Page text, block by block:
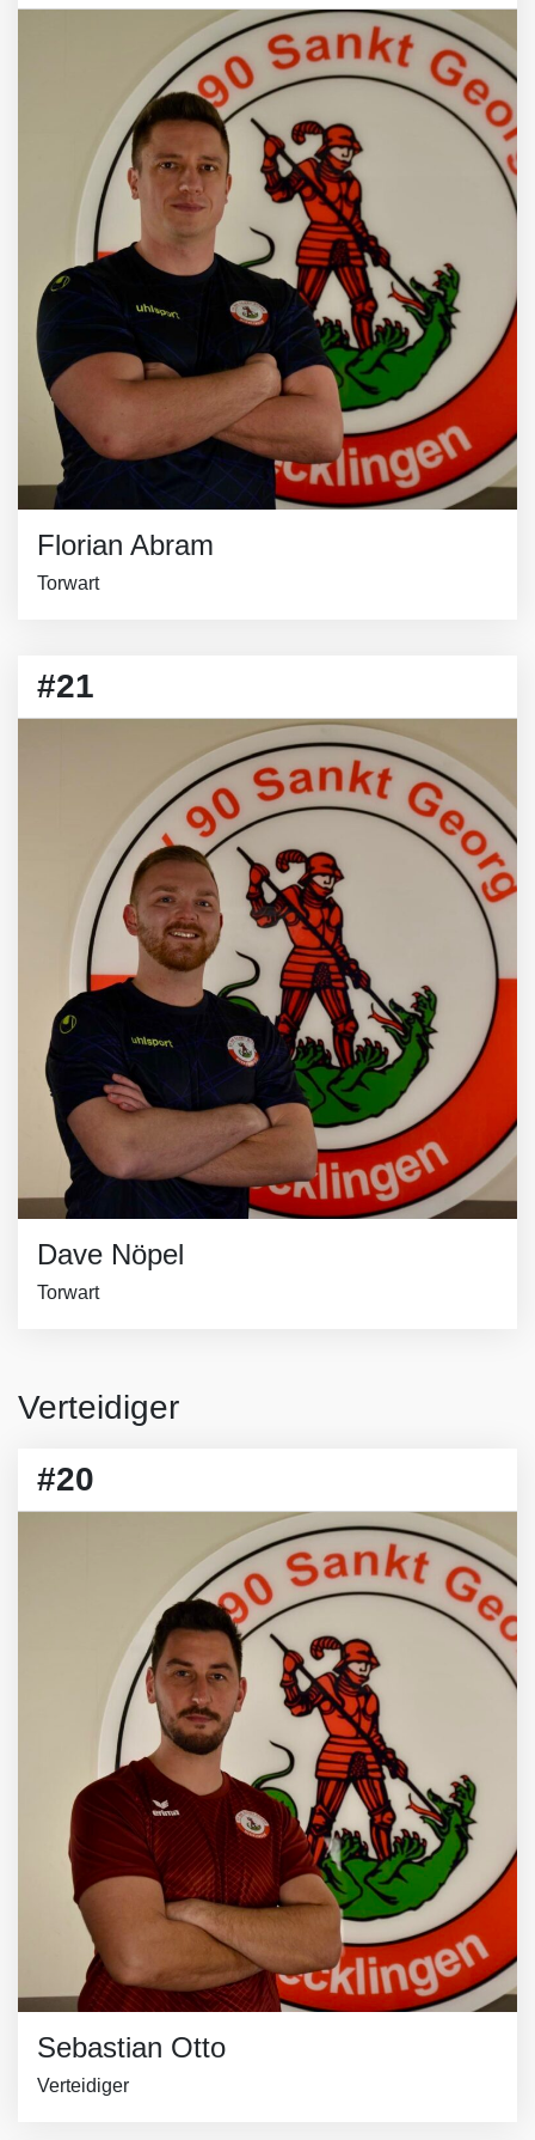
Florian Abram
Torwart
#21
Dave Nöpel
Torwart
Verteidiger
#20
Sebastian Otto
Verteidiger